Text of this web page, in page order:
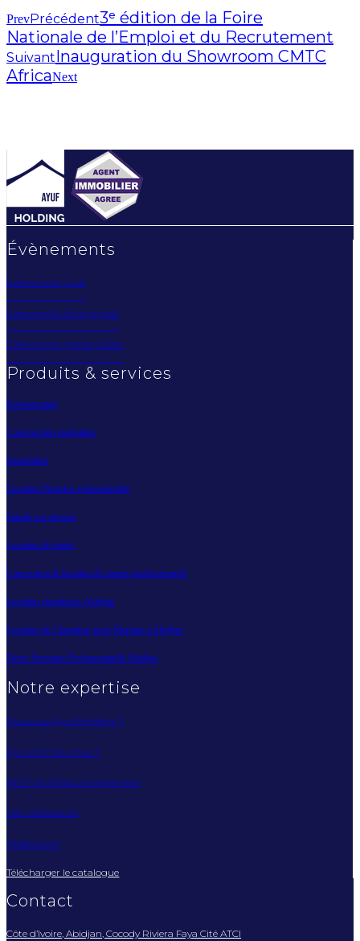
PrevPrécédent3ᵉ édition de la Foire
Nationale de l’Emploi et du Recrutement
SuivantInauguration du Showroom CMTC
AfricaNext
Évènements
Évènement privé
Évènement d'entreprise
Évènement grand public
Produits & services
Évènementiel
Construction modulaire
Immobilier
Location d'articles évènementiels
Stands sur mesure
Location de tentes
Conception & location de stands professionnels
Location chapiteaux Abidjan
Location de Chapiteau pour Mariage à Abidjan
Devis Structure Événementielle Abidjan
Notre expertise
Pourquoi Ayuf Holding ?
Qui sommes-nous ?
AYUF architecture éphémère
Nos réalisations
Mediaroom
Télécharger le catalogue
Contact
Côte d’Ivoire, Abidjan, Cocody Riviera Faya Cité ATCI